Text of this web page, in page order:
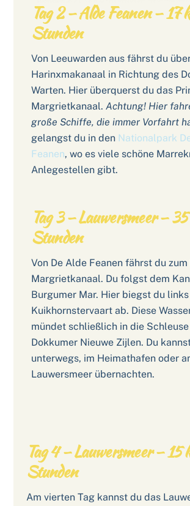
Tag 2 – Alde Feanen – 17
Stunden
Von Leeuwarden aus fährst du
Harinxmakanaal in Richtung des
Warten. Hier überquerst du das
Margrietkanaal. Achtung! Hier
große Schiffe, die immer Vorfahrt
gelangst du in den Nationalpark
Feanen, wo es viele schöne
Anlegestellen gibt.
Tag 3 – Lauwersmeer –
Stunden
Von De Alde Feanen fährst du zum
Margrietkanaal. Du folgst dem
Burgumer Mar. Hier biegst du
Kuikhornstervaart ab. Diese
mündet schließlich in die Schleuse
Dokkumer Nieuwe Zijlen. Du
unterwegs, im Heimathafen oder
Lauwersmeer übernachten.
Tag 4 – Lauwersmeer – 15
Stunden
Am vierten Tag kannst du das